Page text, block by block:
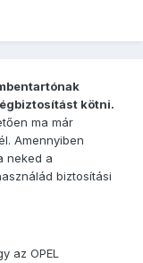
kötni.
ma már
Amennyiben
neked a
biztosítási
az OPEL